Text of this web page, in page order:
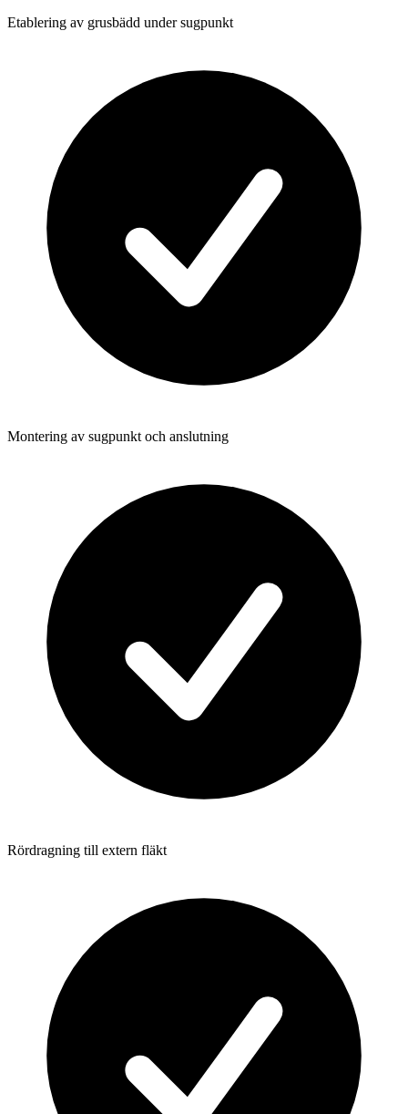
Etablering av grusbädd under sugpunkt
Montering av sugpunkt och anslutning
Rördragning till extern fläkt